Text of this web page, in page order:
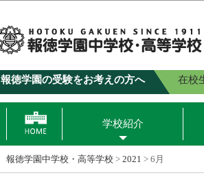
報徳学園の受験をお考えの方へ 在校
学校紹介
報徳学園中学校・高等学校 > 2021 > 6月